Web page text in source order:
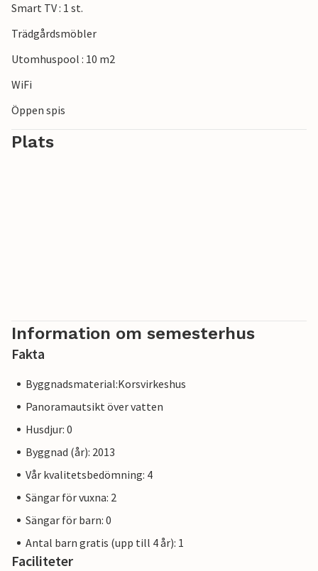
Smart TV : 1 st.
Trädgårdsmöbler
Utomhuspool : 10 m2
WiFi
Öppen spis
Plats
Information om semesterhus
Fakta
Byggnadsmaterial:Korsvirkeshus
Panoramautsikt över vatten
Husdjur: 0
Byggnad (år): 2013
Vår kvalitetsbedömning: 4
Sängar för vuxna: 2
Sängar för barn: 0
Antal barn gratis (upp till 4 år): 1
Faciliteter